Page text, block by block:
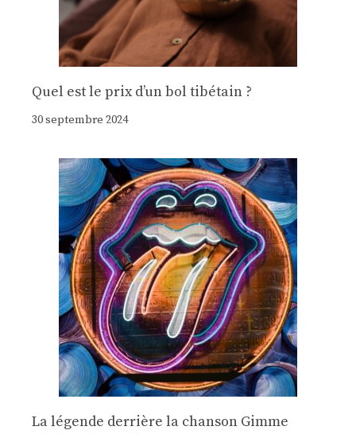
Quel est le prix d’un bol tibétain ?
30 septembre 2024
La légende derrière la chanson Gimme